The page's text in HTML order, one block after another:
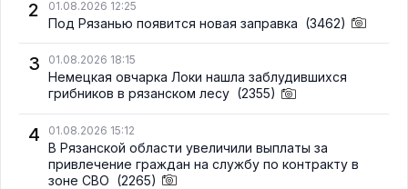
2 01.08.2026 12:25
Под Рязанью появится новая заправка (3462)
3 01.08.2026 18:15
Немецкая овчарка Локи нашла заблудившихся
грибников в рязанском лесу (2355)
4 01.08.2026 15:12
В Рязанской области увеличили выплаты за
привлечение граждан на службу по контракту в
зоне СВО (2265)